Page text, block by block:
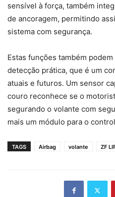
sensível à força, também
de ancoragem, permitindo
sistema com segurança.
Estas funções também
detecção prática, que é um
atuais e futuros. Um sensor
couro reconhece se o
segurando o volante com
mais um módulo para o
TAGS Airbag volante ZF